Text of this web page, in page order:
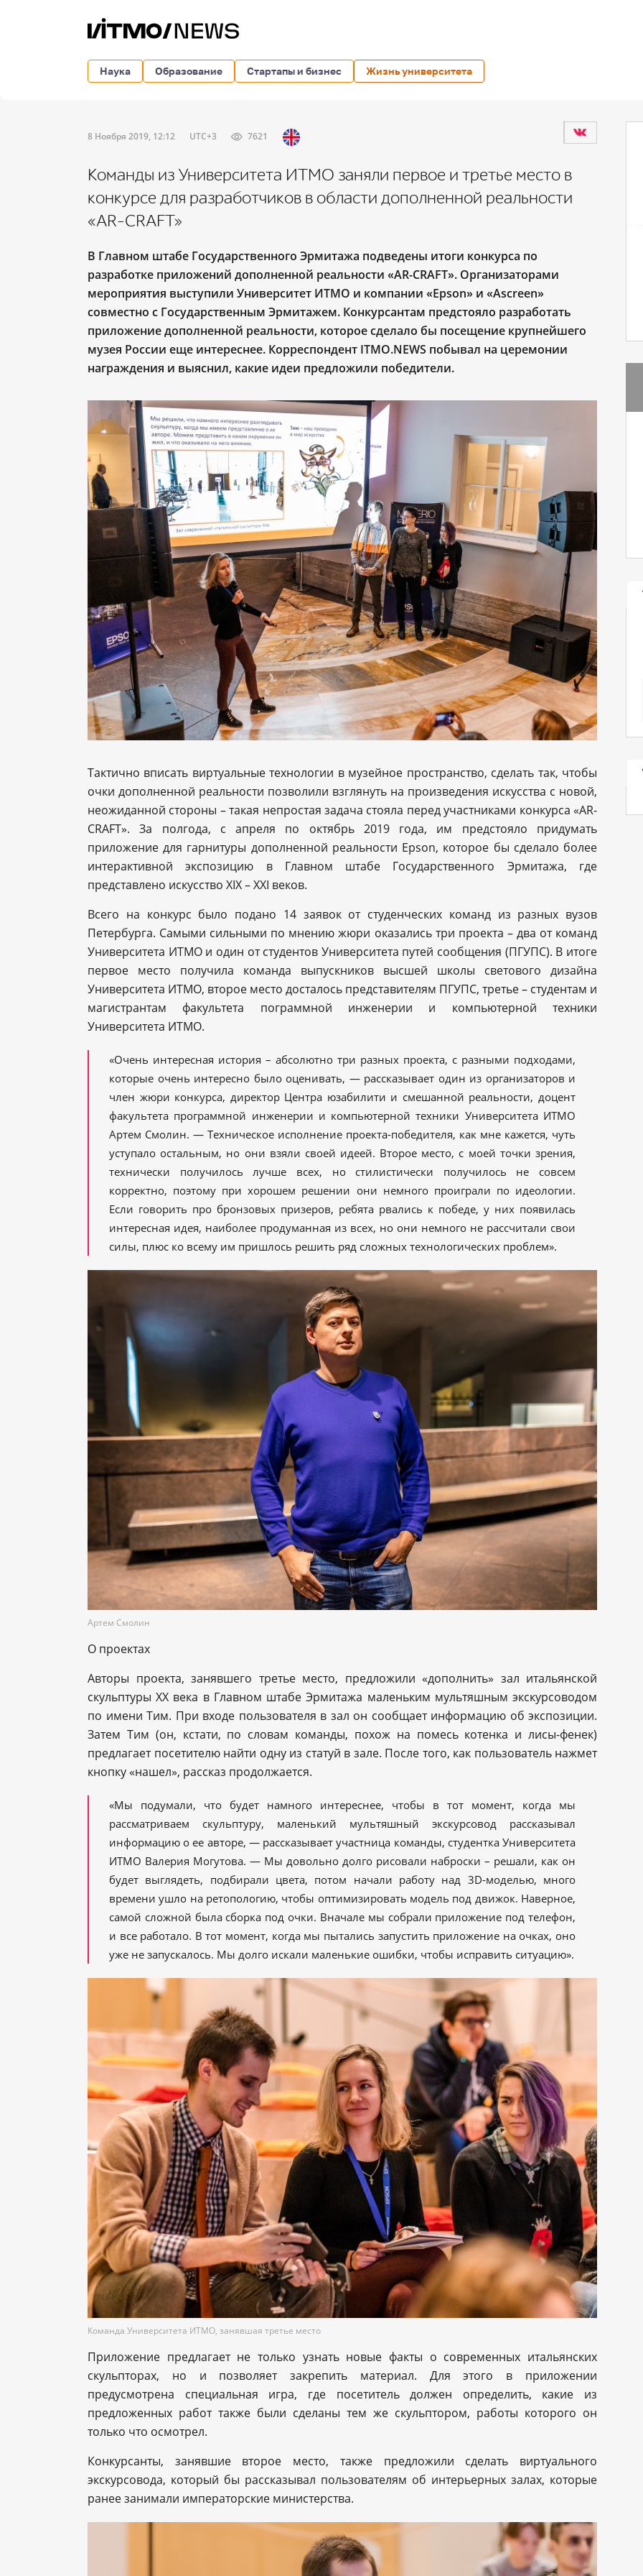
Наука Образование Стартапы и бизнес Жизнь университета
8 Ноября 2019, 12:12 UTC+3 7621
Команды из Университета ИТМО заняли первое и третье место в
конкурсе для разработчиков в области дополненной реальности
«AR-CRAFT»
В Главном штабе Государственного Эрмитажа подведены итоги конкурса по
разработке приложений дополненной реальности «AR-CRAFT». Организаторами
мероприятия выступили Университет ИТМО и компании «Epson» и «Ascreen»
совместно с Государственным Эрмитажем. Конкурсантам предстояло разработать
приложение дополненной реальности, которое сделало бы посещение крупнейшего
музея России еще интереснее. Корреспондент ITMO.NEWS побывал на церемонии
награждения и выяснил, какие идеи предложили победители.
Тактично вписать виртуальные технологии в музейное пространство, сделать так, чтобы
очки дополненной реальности позволили взглянуть на произведения искусства с новой,
неожиданной стороны – такая непростая задача стояла перед участниками конкурса «AR-
CRAFT». За полгода, с апреля по октябрь 2019 года, им предстояло придумать
приложение для гарнитуры дополненной реальности Epson, которое бы сделало более
интерактивной экспозицию в Главном штабе Государственного Эрмитажа, где
представлено искусство XIX – XXI веков.
Всего на конкурс было подано 14 заявок от студенческих команд из разных вузов
Петербурга. Самыми сильными по мнению жюри оказались три проекта – два от команд
Университета ИТМО и один от студентов Университета путей сообщения (ПГУПС). В итоге
первое место получила команда выпускников высшей школы светового дизайна
Университета ИТМО, второе место досталось представителям ПГУПС, третье – студентам и
магистрантам факультета пограммной инженерии и компьютерной техники
Университета ИТМО.
«Очень интересная история – абсолютно три разных проекта, с разными подходами,
которые очень интересно было оценивать, — рассказывает один из организаторов и
член жюри конкурса, директор Центра юзабилити и смешанной реальности, доцент
факультета программной инженерии и компьютерной техники Университета ИТМО
Артем Смолин. — Техническое исполнение проекта-победителя, как мне кажется, чуть
уступало остальным, но они взяли своей идеей. Второе место, с моей точки зрения,
технически получилось лучше всех, но стилистически получилось не совсем
корректно, поэтому при хорошем решении они немного проиграли по идеологии.
Если говорить про бронзовых призеров, ребята рвались к победе, у них появилась
интересная идея, наиболее продуманная из всех, но они немного не рассчитали свои
силы, плюс ко всему им пришлось решить ряд сложных технологических проблем».
Артем Смолин
О проектах
Авторы проекта, занявшего третье место, предложили «дополнить» зал итальянской
скульптуры XX века в Главном штабе Эрмитажа маленьким мультяшным экскурсоводом
по имени Тим. При входе пользователя в зал он сообщает информацию об экспозиции.
Затем Тим (он, кстати, по словам команды, похож на помесь котенка и лисы-фенек)
предлагает посетителю найти одну из статуй в зале. После того, как пользователь нажмет
кнопку «нашел», рассказ продолжается.
«Мы подумали, что будет намного интереснее, чтобы в тот момент, когда мы
рассматриваем скульптуру, маленький мультяшный экскурсовод рассказывал
информацию о ее авторе, — рассказывает участница команды, студентка Университета
ИТМО Валерия Могутова. — Мы довольно долго рисовали наброски – решали, как он
будет выглядеть, подбирали цвета, потом начали работу над 3D-моделью, много
времени ушло на ретопологию, чтобы оптимизировать модель под движок. Наверное,
самой сложной была сборка под очки. Вначале мы собрали приложение под телефон,
и все работало. В тот момент, когда мы пытались запустить приложение на очках, оно
уже не запускалось. Мы долго искали маленькие ошибки, чтобы исправить ситуацию».
Команда Университета ИТМО, занявшая третье место
Приложение предлагает не только узнать новые факты о современных итальянских
скульпторах, но и позволяет закрепить материал. Для этого в приложении
предусмотрена специальная игра, где посетитель должен определить, какие из
предложенных работ также были сделаны тем же скульптором, работы которого он
только что осмотрел.
Конкурсанты, занявшие второе место, также предложили сделать виртуального
экскурсовода, который бы рассказывал пользователям об интерьерных залах, которые
ранее занимали императорские министерства.